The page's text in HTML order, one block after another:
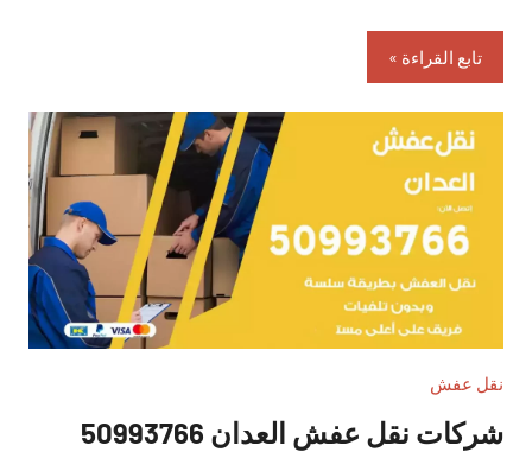
تابع القراءة
نقل عفش
شركات نقل عفش العدان 50993766